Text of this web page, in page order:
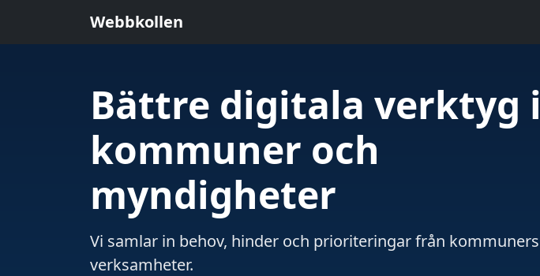
Webbkollen
Bättre digitala verktyg i
kommuner och
myndigheter
Vi samlar in behov, hinder och prioriteringar från kommuners
verksamheter.